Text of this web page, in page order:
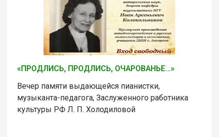
«ПРОДЛИСЬ, ПРОДЛИСЬ, ОЧАРОВАНЬЕ…»
Вечер памяти выдающейся пианистки,
музыканта-педагога, Заслуженного работника
культуры РФ Л. П. Холодиловой